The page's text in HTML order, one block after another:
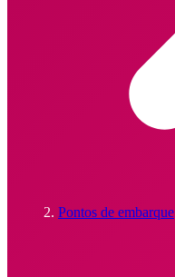
Pontos de embarque